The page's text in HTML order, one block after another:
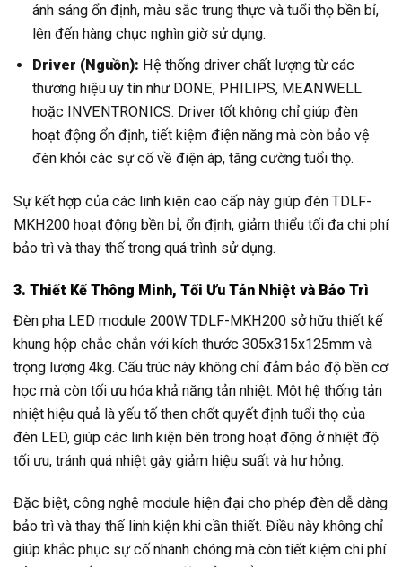
ánh sáng ổn định, màu sắc trung thực và tuổi thọ bền bỉ,
lên đến hàng chục nghìn giờ sử dụng.
Driver (Nguồn): Hệ thống driver chất lượng từ các
thương hiệu uy tín như DONE, PHILIPS, MEANWELL
hoặc INVENTRONICS. Driver tốt không chỉ giúp đèn
hoạt động ổn định, tiết kiệm điện năng mà còn bảo vệ
đèn khỏi các sự cố về điện áp, tăng cường tuổi thọ.
Sự kết hợp của các linh kiện cao cấp này giúp đèn TDLF-
MKH200 hoạt động bền bỉ, ổn định, giảm thiểu tối đa chi phí
bảo trì và thay thế trong quá trình sử dụng.
3. Thiết Kế Thông Minh, Tối Ưu Tản Nhiệt và Bảo Trì
Đèn pha LED module 200W TDLF-MKH200 sở hữu thiết kế
khung hộp chắc chắn với kích thước 305x315x125mm và
trọng lượng 4kg. Cấu trúc này không chỉ đảm bảo độ bền cơ
học mà còn tối ưu hóa khả năng tản nhiệt. Một hệ thống tản
nhiệt hiệu quả là yếu tố then chốt quyết định tuổi thọ của
đèn LED, giúp các linh kiện bên trong hoạt động ở nhiệt độ
tối ưu, tránh quá nhiệt gây giảm hiệu suất và hư hỏng.
Đặc biệt, công nghệ module hiện đại cho phép đèn dễ dàng
bảo trì và thay thế linh kiện khi cần thiết. Điều này không chỉ
giúp khắc phục sự cố nhanh chóng mà còn tiết kiệm chi phí